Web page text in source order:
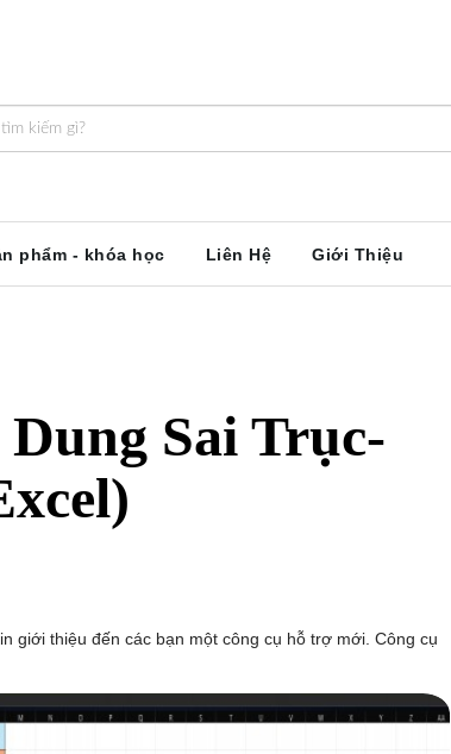
phẩm - khóa học Liên Hệ Giới Thiệu
Sai Trục-
giới thiệu đến các bạn một công cụ hỗ trợ mới. Công cụ